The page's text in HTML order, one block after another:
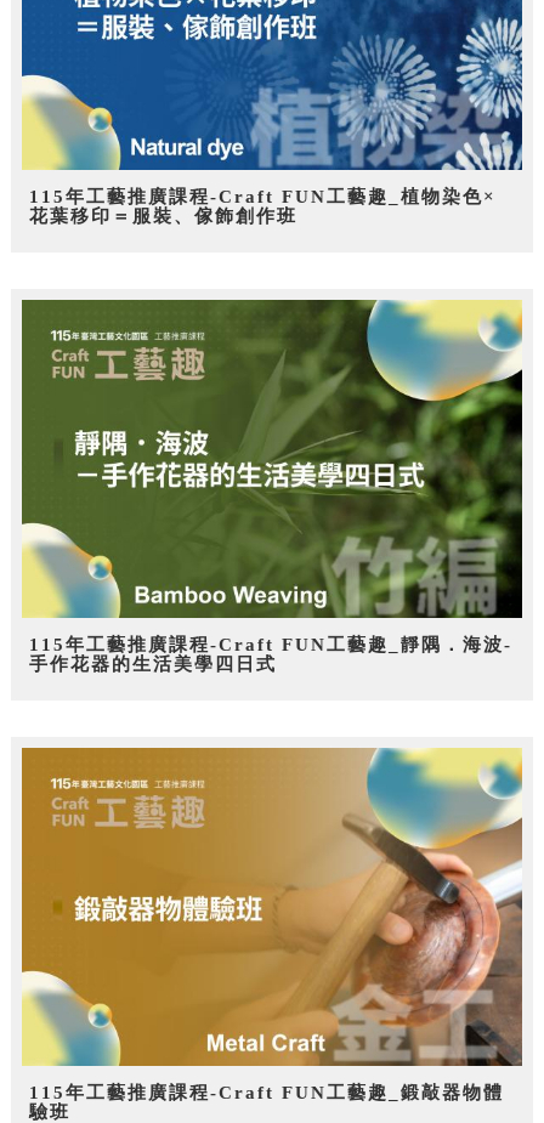
115年工藝推廣課程-Craft FUN工藝趣_植物染色×
花葉移印＝服裝、傢飾創作班
115年工藝推廣課程-Craft FUN工藝趣_靜隅．海波-
手作花器的生活美學四日式
115年工藝推廣課程-Craft FUN工藝趣_鍛敲器物體
驗班